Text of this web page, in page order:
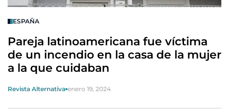
ESPAÑA
Pareja latinoamericana fue víctima
de un incendio en la casa de la mujer
a la que cuidaban
Revista Alternativa enero 19, 2024